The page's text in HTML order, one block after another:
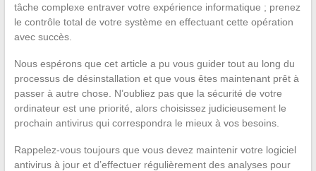
tâche complexe entraver votre expérience informatique ; prenez
le contrôle total de votre système en effectuant cette opération
avec succès.
Nous espérons que cet article a pu vous guider tout au long du
processus de désinstallation et que vous êtes maintenant prêt à
passer à autre chose. N’oubliez pas que la sécurité de votre
ordinateur est une priorité, alors choisissez judicieusement le
prochain antivirus qui correspondra le mieux à vos besoins.
Rappelez-vous toujours que vous devez maintenir votre logiciel
antivirus à jour et d’effectuer régulièrement des analyses pour